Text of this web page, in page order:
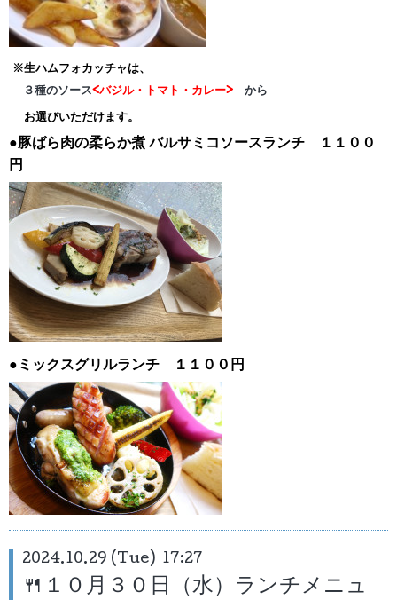
※生ハムフォカッチャは、
３種のソース<バジル・トマト・カレー> から
お選びいただけます。
●豚ばら肉の柔らか煮バルサミコソースランチ １１００
円
●ミックスグリルランチ １１００円
2024.10.29 (Tue) 17:27
🍴１０月３０日（水）ランチメニュ